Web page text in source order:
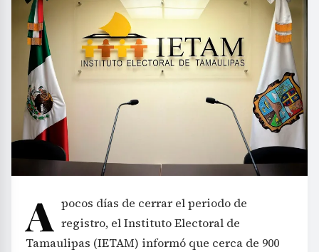
A pocos días de cerrar el periodo de
registro, el Instituto Electoral de
Tamaulipas (IETAM) informó que cerca de 900